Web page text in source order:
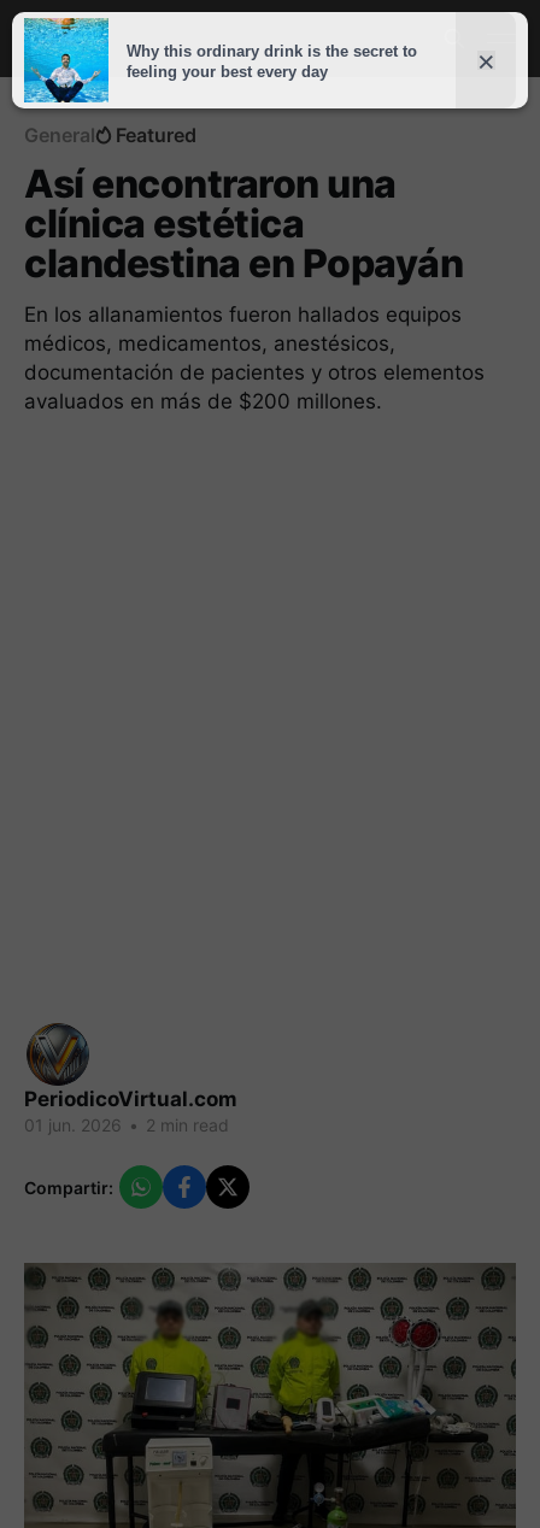
General Featured
Así encontraron una
clínica estética
clandestina en Popayán
En los allanamientos fueron hallados equipos
médicos, medicamentos, anestésicos,
documentación de pacientes y otros elementos
avaluados en más de $200 millones.
PeriodicoVirtual.com
01 jun. 2026 • 2 min read
Compartir: